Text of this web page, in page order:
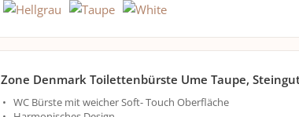
Zone Denmark Toilettenbürste Ume Taupe,
WC Bürste mit weicher Soft- Touch Oberfläche